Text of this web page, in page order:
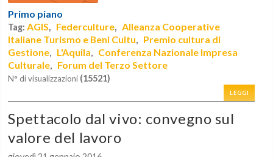
Primo piano
Tag:AGIS, Federculture,Alleanza Cooperative
Italiane Turismo e Beni Cultu, Premio cultura di
Gestione, L'Aquila, Conferenza Nazionale Impresa
Culturale, Forum del Terzo Settore
N° di visualizzazioni (15521)
LEGGI
Spettacolo dal vivo: convegno sul
valore del lavoro